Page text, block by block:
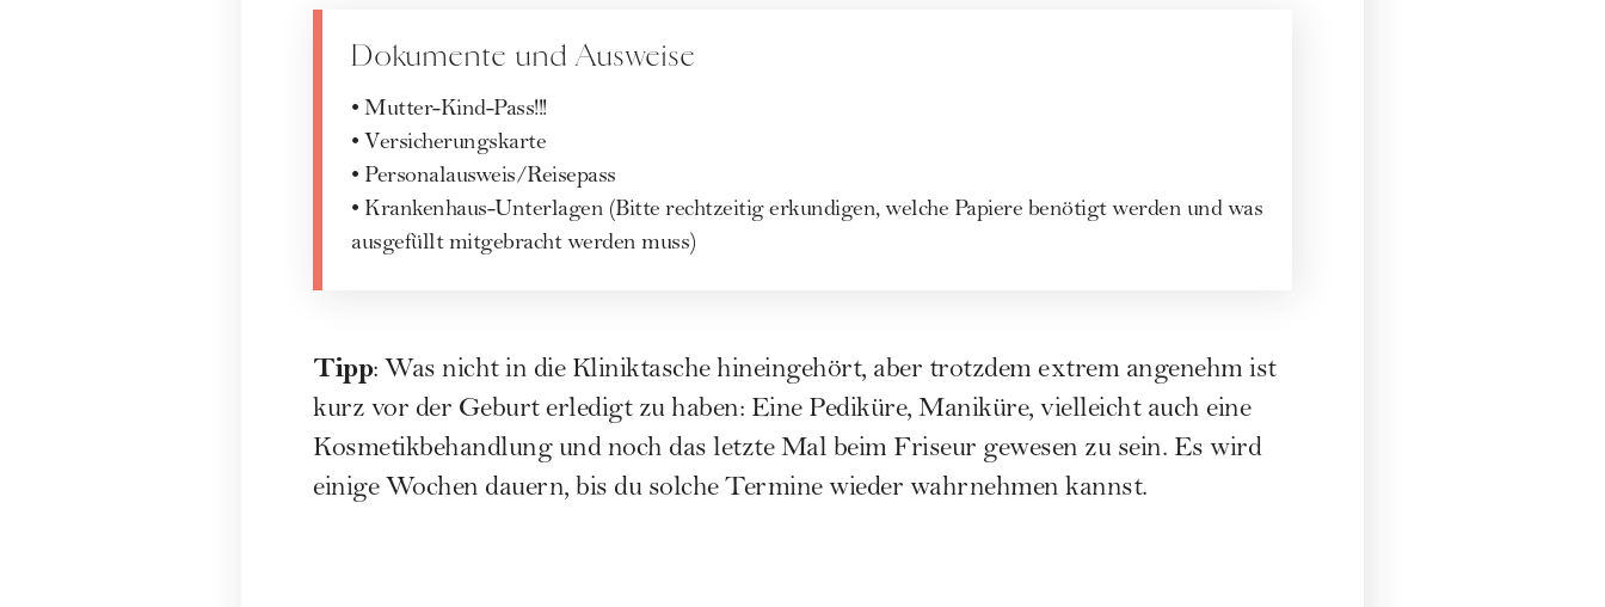
Dokumente und Ausweise
• Mutter-Kind-Pass!!!
• Versicherungskarte
• Personalausweis/Reisepass
• Krankenhaus-Unterlagen (Bitte rechtzeitig erkundigen, welche Papiere benötigt werden und was
ausgefüllt mitgebracht werden muss)
Tipp: Was nicht in die Kliniktasche hineingehört, aber trotzdem extrem angenehm ist
kurz vor der Geburt erledigt zu haben: Eine Pediküre, Maniküre, vielleicht auch eine
Kosmetikbehandlung und noch das letzte Mal beim Friseur gewesen zu sein. Es wird
einige Wochen dauern, bis du solche Termine wieder wahrnehmen kannst.